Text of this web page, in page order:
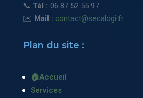
📞 Tél : 06 87 52 55 97
✉️ Mail : contact@secalogi.fr
Plan du site :
🏠Accueil
Services